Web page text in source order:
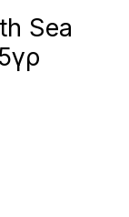
Sea